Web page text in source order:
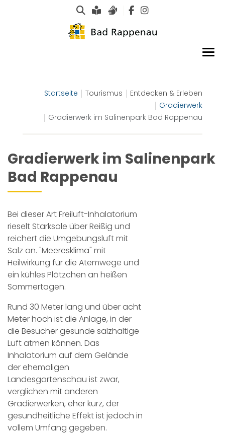
Suche
Leichte Sprache
Gebärdensprachen
Startseite Tourismus
Entdecken & Erleben
Gradierwerk
Gradierwerk im Salinenpark Bad Rappenau
Gradierwerk im Salinenpark
Bad Rappenau
Bei dieser Art Freiluft-Inhalatorium
rieselt Starksole über Reißig und
reichert die Umgebungsluft mit
Salz an. "Meeresklima" mit
Heilwirkung für die Atemwege und
ein kühles Plätzchen an heißen
Sommertagen.
Rund 30 Meter lang und über acht
Meter hoch ist die Anlage, in der
die Besucher gesunde salzhaltige
Luft atmen können. Das
Inhalatorium auf dem Gelände
der ehemaligen
Landesgartenschau ist zwar,
verglichen mit anderen
Gradierwerken, eher kurz, der
gesundheitliche Effekt ist jedoch in
vollem Umfang gegeben.